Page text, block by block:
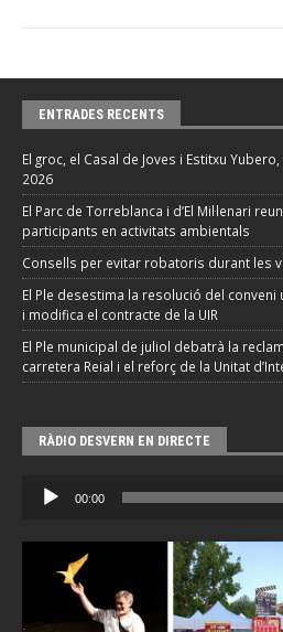
ENTRADES RECENTS
El groc, el Casal de Joves i Estitxu
2026
El Parc de Torreblanca i d’El Mil·lenari
participants en activitats ambientals
Consells per evitar robatoris durant les
El Ple desestima la resolució del
i modifica el contracte de la UIR
El Ple municipal de juliol debatrà la
carretera Reial i el reforç de la Unitat
RÀDIO DESVERN EN DIRECTE
Reproductor
d'àudio
00:00